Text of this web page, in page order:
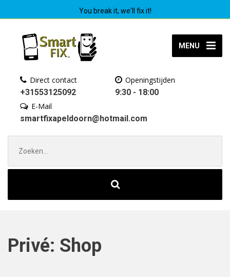
You break it, we'll fix it!
MENU
Direct contact
+31553125092
Openingstijden
9:30 - 18:00
E-Mail
smartfixapeldoorn@hotmail.com
naar:
Privé: Shop